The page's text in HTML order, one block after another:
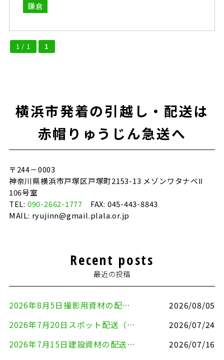
鎌倉
1 / 1 1
横浜市発着の引越し・配送は
赤帽りゅうじん急送へ
〒244－0003
神奈川県横浜市戸塚区戸塚町2153-13 メゾンワタナベⅡ
106号室
TEL: 090-2662-1777 FAX: 045-443-8843
MAIL: ryujinn@gmail.plala.or.jp
Recent posts
最近の投稿
2026年8月5日撮影用資材の配送（鎌倉市⇒港区）
2026/08/05
2026年7月20日スポット配送（横浜市金沢区⇒愛知県豊川市）
2026/07/24
2026年7月15日建設資材の配送（横浜市金沢区⇒横須賀市）
2026/07/16